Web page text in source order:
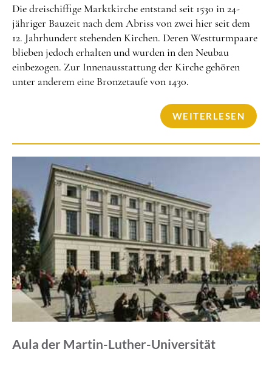
Die dreischiffige Marktkirche entstand seit 1530 in 24-
jähriger Bauzeit nach dem Abriss von zwei hier seit dem
12. Jahrhundert stehenden Kirchen. Deren Westturmpaare
blieben jedoch erhalten und wurden in den Neubau
einbezogen. Zur Innenausstattung der Kirche gehören
unter anderem eine Bronzetaufe von 1430.
WEITERLESEN
Aula der Martin-Luther-Universität